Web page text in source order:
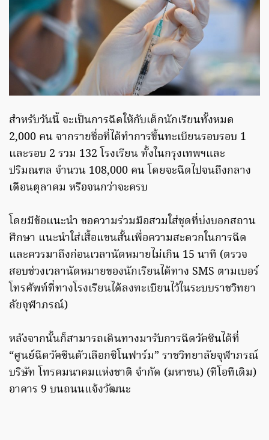
สำหรับวันนี้ จะเป็นการฉีดให้กับเด็กนักเรียนทั้งหมด
2,000 คน จากรายชื่อที่ได้ทำการขึ้นทะเบียนรอบรอบ 1
และรอบ 2 รวม 132 โรงเรียน ทั้งในกรุงเทพฯและ
ปริมณฑล จำนวน 108,000 คน โดยจะฉีดไปจนถึงกลาง
เดือนตุลาคม หรือจนกว่าจะครบ
โดยมีข้อแนะนำ ขอความร่วมมือสวมใส่ชุดที่บ่งบอกสถาน
ศึกษา แนะนำใส่เสื้อแขนสั้นเพื่อความสะดวกในการฉีด
และควรมาถึงก่อนเวลานัดหมายไม่เกิน 15 นาที (ตรวจ
สอบช่วงเวลานัดหมายของนักเรียนได้ทาง SMS ตามเบอร์
โทรศัพท์ที่ทางโรงเรียนได้ลงทะเบียนไว้ในระบบราชวิทยา
ลัยจุฬาภรณ์)
หลังจากนั้นก็สามารถเดินทางมารับการฉีดวัคซีนได้ที่
“ศูนย์ฉีดวัคซีนตัวเลือกซิโนฟาร์ม” ราชวิทยาลัยจุฬาภรณ์
บริษัท โทรคมนาคมแห่งชาติ จำกัด (มหาชน) (ทีโอทีเดิม)
อาคาร 9 บนถนนแจ้งวัฒนะ